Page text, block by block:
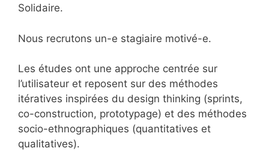
Solidaire.
Nous recrutons un-e stagiaire motivé-e.
Les études ont une approche centrée sur
l’utilisateur et reposent sur des méthodes
itératives inspirées du design thinking (sprints,
co-construction, prototypage) et des méthodes
socio-ethnographiques (quantitatives et
qualitatives).